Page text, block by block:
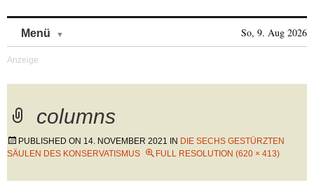
Menü So, 9. Aug 2026
columns
PUBLISHED ON 14. NOVEMBER 2021 IN DIE SECHS GESTÜRZTEN
SÄULEN DES KONSERVATISMUS
FULL RESOLUTION (620 × 413)